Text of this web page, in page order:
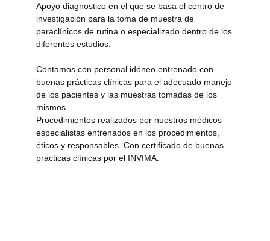
Apoyo diagnostico en el que se basa el centro de
investigación para la toma de muestra de
paraclínicos de rutina o especializado dentro de los
diferentes estudios.
Contamos con personal idóneo entrenado con
buenas prácticas clínicas para el adecuado manejo
de los pacientes y las muestras tomadas de los
mismos.
Procedimientos realizados por nuestros médicos
especialistas entrenados en los procedimientos,
éticos y responsables. Con certificado de buenas
prácticas clínicas por el INVIMA.